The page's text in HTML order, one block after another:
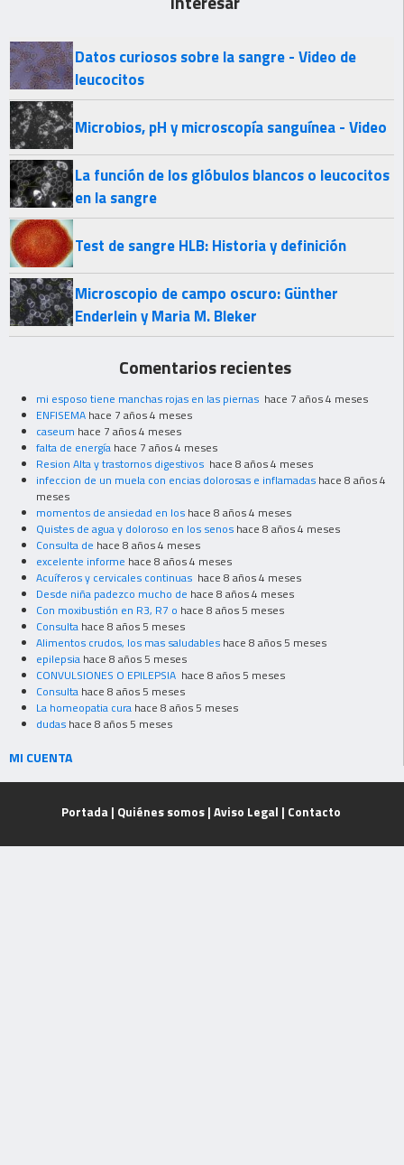
Datos curiosos sobre la sangre - Video de
leucocitos
Microbios, pH y microscopía sanguínea - Video
La función de los glóbulos blancos o leucocitos
en la sangre
Test de sangre HLB: Historia y definición
Microscopio de campo oscuro: Günther
Enderlein y Maria M. Bleker
Comentarios recientes
mi esposo tiene manchas rojas en las piernas hace 7 años 4 meses
ENFISEMA hace 7 años 4 meses
caseum hace 7 años 4 meses
falta de energía hace 7 años 4 meses
Resion Alta y trastornos digestivos hace 8 años 4 meses
infeccion de un muela con encias dolorosas e inflamadas hace 8 años 4
meses
momentos de ansiedad en los hace 8 años 4 meses
Quistes de agua y doloroso en los senos hace 8 años 4 meses
Consulta de hace 8 años 4 meses
excelente informe hace 8 años 4 meses
Acuíferos y cervicales continuas hace 8 años 4 meses
Desde niña padezco mucho de hace 8 años 4 meses
Con moxibustión en R3, R7 o hace 8 años 5 meses
Consulta hace 8 años 5 meses
Alimentos crudos, los mas saludables hace 8 años 5 meses
epilepsia hace 8 años 5 meses
CONVULSIONES O EPILEPSIA hace 8 años 5 meses
Consulta hace 8 años 5 meses
La homeopatia cura hace 8 años 5 meses
dudas hace 8 años 5 meses
MI CUENTA
Portada | Quiénes somos| Aviso Legal | Contacto